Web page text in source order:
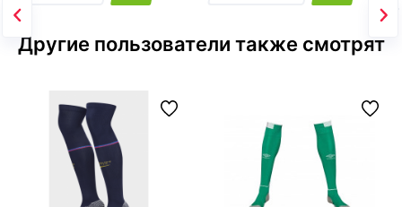
Другие пользователи также смотрят